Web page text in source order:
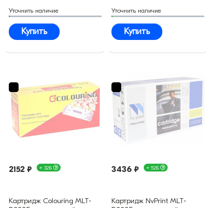
Уточнить наличие
Купить
Уточнить наличие
Купить
2152 ₽ + 32Б
Картридж Colouring MLT-
3436 ₽ + 52Б
Картридж NvPrint MLT-